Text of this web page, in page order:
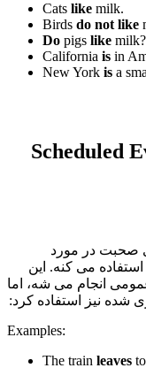
Cats like milk.
Birds do not like
Do pigs like milk?
California is in
New York is a
Scheduled
صحبت در مورد
می کنه. این
انجام می شه، اما
شده نیز استفاده کرد:
Examples:
The train leaves